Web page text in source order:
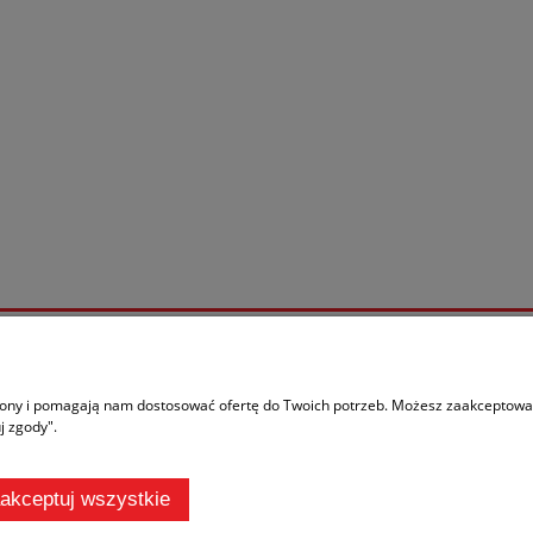
Logowanie
zgodę na wykorzystywanie plików cookies. Szczegółowe informacje w
i pomagają nam dostosować ofertę do Twoich potrzeb. Możesz
zgody".
wszystkie